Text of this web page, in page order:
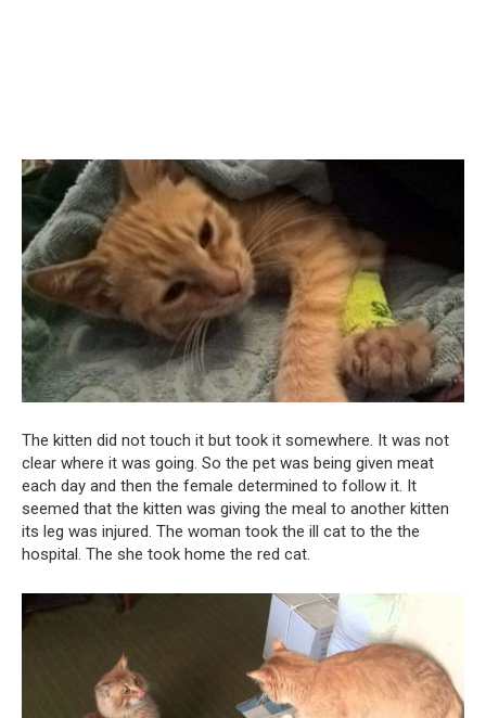
The kitten did not touch it but took it somewhere. It was not
clear where it was going. So the pet was being given meat
each day and then the female determined to follow it. It
seemed that the kitten was giving the meal to another kitten
its leg was injured. The woman took the ill cat to the the
hospital. The she took home the red cat.